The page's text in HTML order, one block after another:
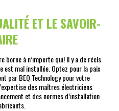
ET LE SAVOIR-
borne à n’importe qui! Il y a de réels
est mal installée. Optez pour la paix
par BEQ Technology pour votre
des maîtres électriciens
et des normes d’installation